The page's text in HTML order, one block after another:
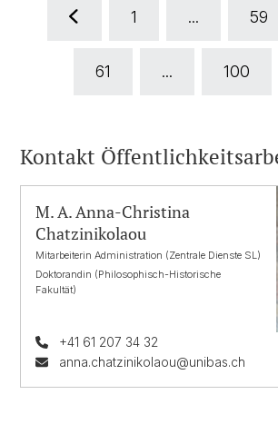
1 ... 59
61 ... 100
Kontakt
M. A. Anna-Christina
Chatzinikolaou
Mitarbeiterin Administration (Zentrale Dienste SL)
Doktorandin (Philosophisch-Historische
Fakultät)
+41 61 207 34 32
anna.chatzinikolaou@unibas.ch